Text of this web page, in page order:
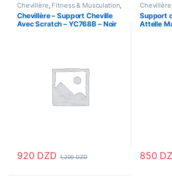
Chevillère Fitness & Musculation
Sport & Santé
Chevillère – Support Cheville
Avec Scratch – YC768B – Noir
920 DZD 1,200DZD
Chevillère
Support
Attelle
850